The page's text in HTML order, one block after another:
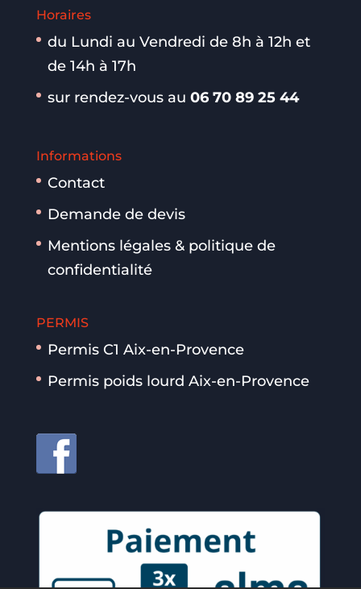
Horaires
du Lundi au Vendredi de 8h à 12h et
de 14h à 17h
sur rendez-vous au 06 70 89 25 44
Informations
Contact
Demande de devis
Mentions légales & politique de
confidentialité
PERMIS
Permis C1 Aix-en-Provence
Permis poids lourd Aix-en-Provence